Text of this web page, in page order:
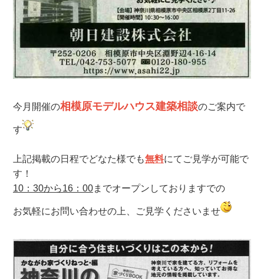
今月開催の相模原モデルハウス建築相談のご案内で
す
上記掲載の日程でどなた様でも無料にてご見学が可能で
す！
10：30から16：00までオープンしておりますでの
お気軽にお問い合わせの上、ご見学くださいませ